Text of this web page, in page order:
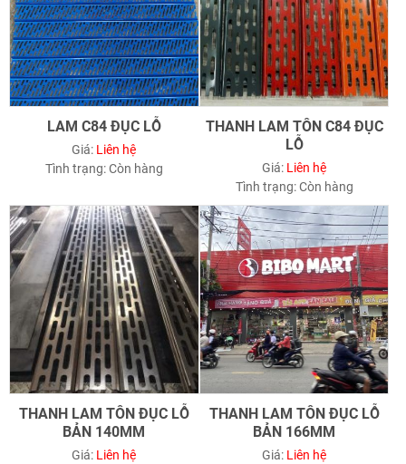
LAM C84 ĐỤC LỖ
Giá: Liên hệ
Tình trạng:Còn hàng
THANH LAM TÔN C84 ĐỤC
LỖ
Giá: Liên hệ
Tình trạng:Còn hàng
THANH LAM TÔN ĐỤC LỖ
BẢN 140MM
Giá: Liên hệ
THANH LAM TÔN ĐỤC LỖ
BẢN 166MM
Giá: Liên hệ